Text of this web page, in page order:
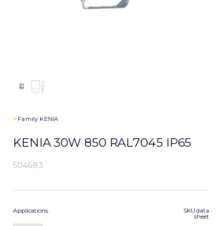
> Family KENIA
KENIA 30W 850 RAL7045 IP65
504683
Applications
SKU data
sheet